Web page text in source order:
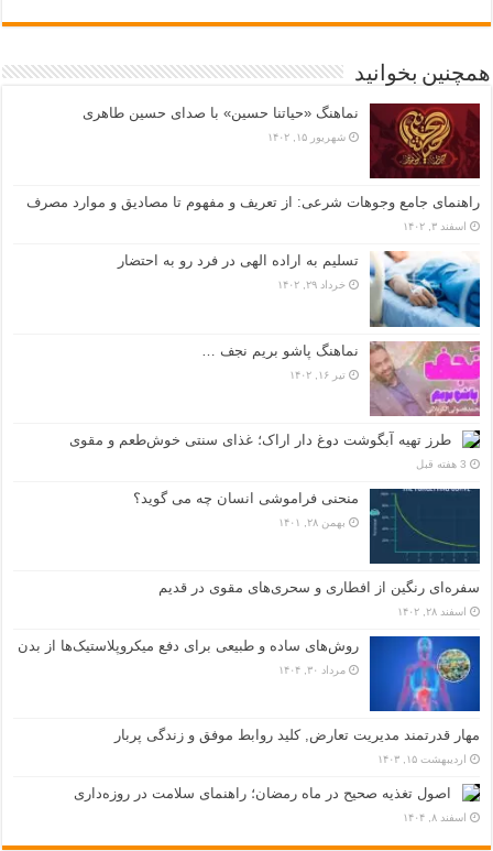
همچنین بخوانید
نماهنگ «حياتنا حسين» با صدای حسین طاهری
شهریور ۱۵, ۱۴۰۲
راهنمای جامع وجوهات شرعی: از تعریف و مفهوم تا مصادیق و موارد مصرف
اسفند ۳, ۱۴۰۲
تسلیم به اراده الهی در فرد رو به احتضار
خرداد ۲۹, ۱۴۰۲
نماهنگ پاشو بریم نجف …
تیر ۱۶, ۱۴۰۲
طرز تهیه آبگوشت دوغ دار اراک؛ غذای سنتی خوش‌طعم و مقوی
3 هفته قبل
منحنی فراموشی انسان چه می گوید؟
بهمن ۲۸, ۱۴۰۱
سفره‌ای رنگین از افطاری و سحری‌های مقوی در قدیم
اسفند ۲۸, ۱۴۰۲
روش‌های ساده و طبیعی برای دفع میکروپلاستیک‌ها از بدن
مرداد ۳۰, ۱۴۰۴
مهار قدرتمند مدیریت تعارض, کلید روابط موفق و زندگی پربار
اردیبهشت ۱۵, ۱۴۰۳
اصول تغذیه صحیح در ماه رمضان؛ راهنمای سلامت در روزه‌داری
اسفند ۸, ۱۴۰۴